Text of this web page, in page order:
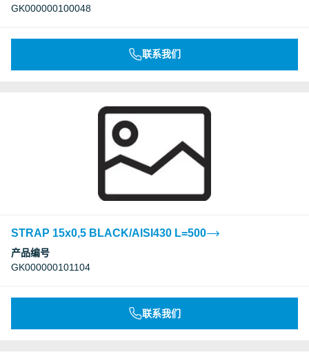
GK000000100048
联系我们
STRAP 15x0,5 BLACK/AISI430 L=500
产品编号
GK000000101104
联系我们